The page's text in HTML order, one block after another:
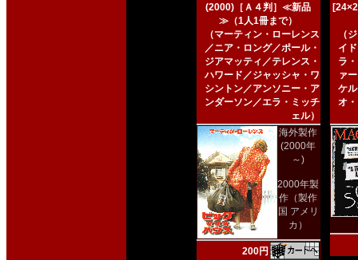
(2000)［Ａ４判］≪新品
≫（1人1冊まで）
（マーティン・ローレンス
／ニア・ロング／ポール・
ジアマッティ／テレンス・
ハワード／ジャッシャ・ワ
シントン／アンソニー・ア
ンダーソン／エラ・ミッチ
ェル）
海外製作
(2000年
～)
2000年製
作（製作
国 アメリ
カ）
200円
（
イ
ラ
ァ
ケ
オ